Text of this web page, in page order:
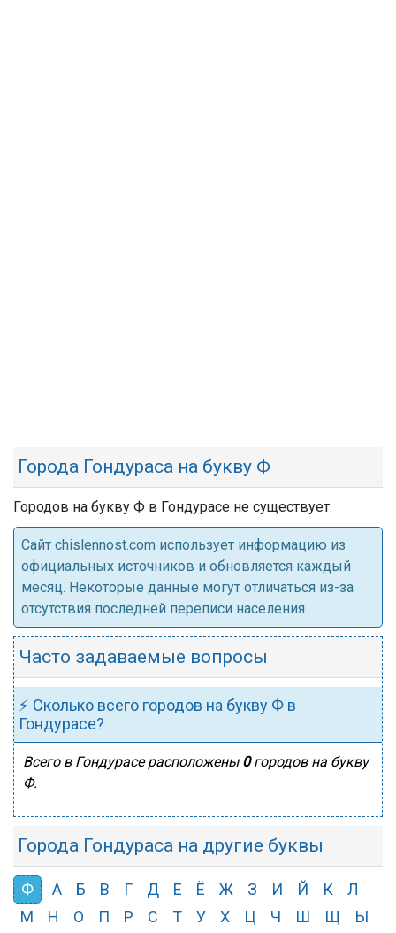
Города Гондураса на букву Ф
Городов на букву Ф в Гондурасе не существует.
Cайт chislennost.com использует информацию из
официальных источников и обновляется каждый
месяц. Некоторые данные могут отличаться из-за
отсутствия последней переписи населения.
Часто задаваемые вопросы
⚡ Сколько всего городов на букву Ф в
Гондурасе?
Всего в Гондурасе расположены 0городов на букву
Ф.
Города Гондураса на другие буквы
Ф А Б В Г Д Е Ё Ж З И Й К
Л
М
Н О П Р С Т У Х Ц Ч Ш Щ
Ы